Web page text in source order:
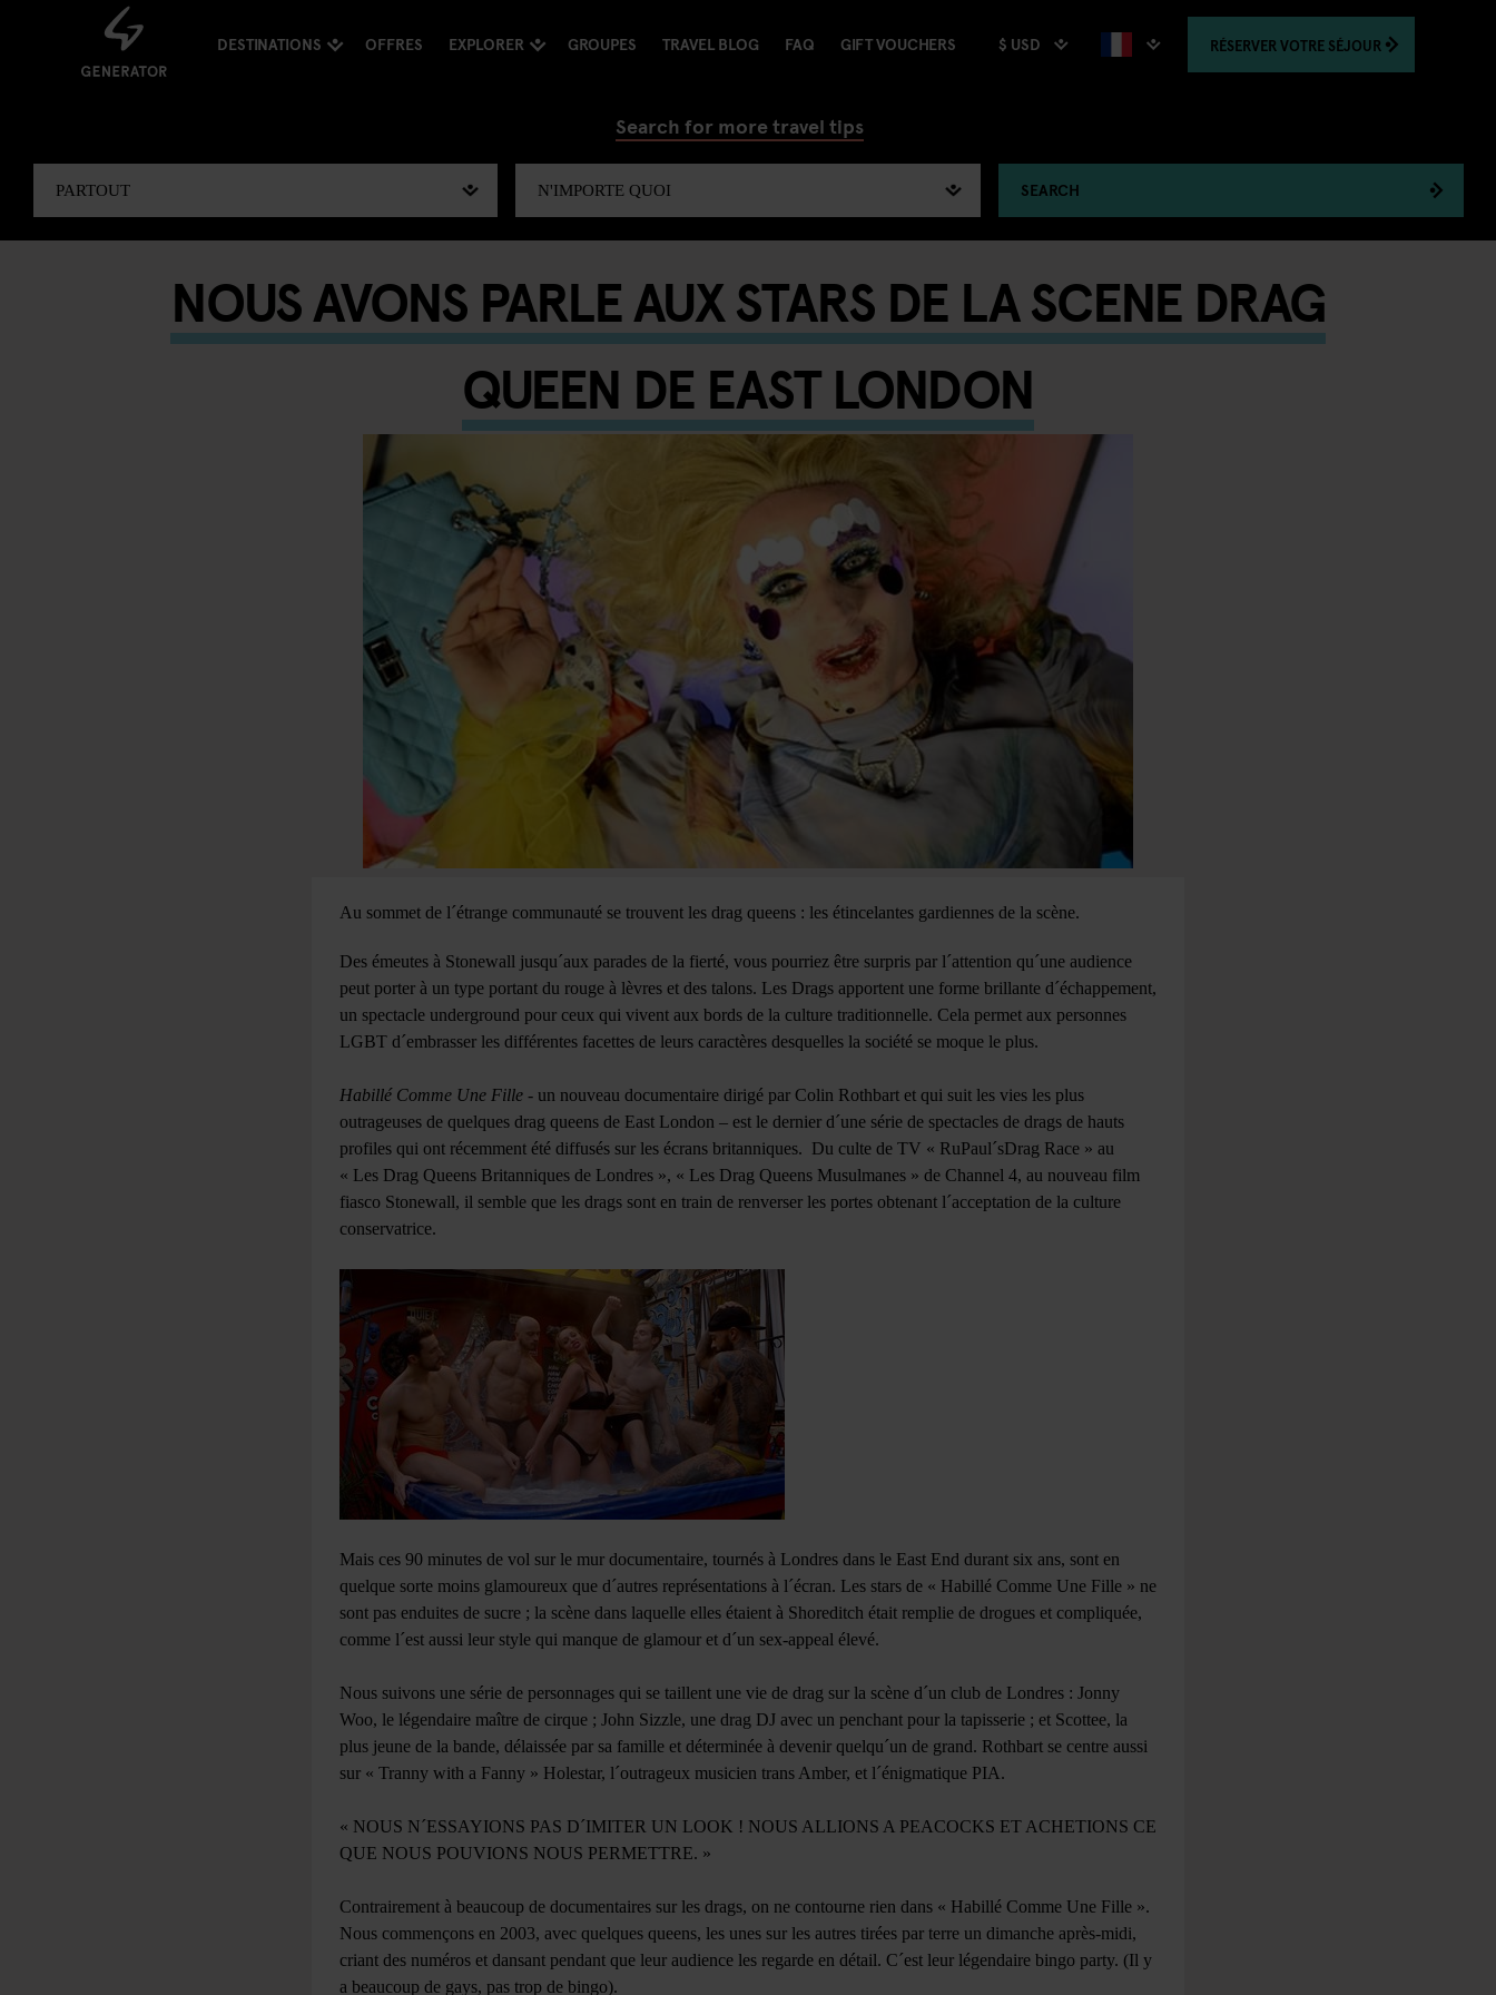
DESTINATIONS OFFRES EXPLORER GROUPES TRAVEL BLOG FAQ GIFT VOUCHERS $ USD RÉSERVER VOTRE SÉJOUR
Search for more travel tips
SEARCH
NOUS AVONS PARLE AUX STARS DE LA SCENE DRAG
QUEEN DE EAST LONDON
Au sommet de l´étrange communauté se trouvent les drag queens : les étincelantes gardiennes de la scène.
Des émeutes à Stonewall jusqu´aux parades de la fierté, vous pourriez être surpris par l´attention qu´une audience
peut porter à un type portant du rouge à lèvres et des talons. Les Drags apportent une forme brillante d´échappement,
un spectacle underground pour ceux qui vivent aux bords de la culture traditionnelle. Cela permet aux personnes
LGBT d´embrasser les différentes facettes de leurs caractères desquelles la société se moque le plus.
Habillé Comme Une Fille - un nouveau documentaire dirigé par Colin Rothbart et qui suit les vies les plus
outrageuses de quelques drag queens de East London – est le dernier d´une série de spectacles de drags de hauts
profiles qui ont récemment été diffusés sur les écrans britanniques. Du culte de TV « RuPaul´sDrag Race » au
« Les Drag Queens Britanniques de Londres », « Les Drag Queens Musulmanes » de Channel 4, au nouveau film
fiasco Stonewall, il semble que les drags sont en train de renverser les portes obtenant l´acceptation de la culture
conservatrice.
Mais ces 90 minutes de vol sur le mur documentaire, tournés à Londres dans le East End durant six ans, sont en
quelque sorte moins glamoureux que d´autres représentations à l´écran. Les stars de « Habillé Comme Une Fille » ne
sont pas enduites de sucre ; la scène dans laquelle elles étaient à Shoreditch était remplie de drogues et compliquée,
comme l´est aussi leur style qui manque de glamour et d´un sex-appeal élevé.
Nous suivons une série de personnages qui se taillent une vie de drag sur la scène d´un club de Londres : Jonny
Woo, le légendaire maître de cirque ; John Sizzle, une drag DJ avec un penchant pour la tapisserie ; et Scottee, la
plus jeune de la bande, délaissée par sa famille et déterminée à devenir quelqu´un de grand. Rothbart se centre aussi
sur « Tranny with a Fanny » Holestar, l´outrageux musicien trans Amber, et l´énigmatique PIA.
« NOUS N´ESSAYIONS PAS D´IMITER UN LOOK ! NOUS ALLIONS A PEACOCKS ET ACHETIONS CE
QUE NOUS POUVIONS NOUS PERMETTRE. »
Contrairement à beaucoup de documentaires sur les drags, on ne contourne rien dans « Habillé Comme Une Fille ».
Nous commençons en 2003, avec quelques queens, les unes sur les autres tirées par terre un dimanche après-midi,
criant des numéros et dansant pendant que leur audience les regarde en détail. C´est leur légendaire bingo party. (Il y
a beaucoup de gays, pas trop de bingo).